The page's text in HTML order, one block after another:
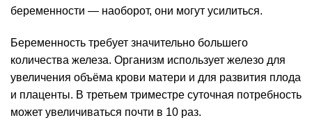
беременности — наоборот, они могут усилиться.
Беременность требует значительно большего
количества железа. Организм использует железо для
увеличения объёма крови матери и для развития плода
и плаценты. В третьем триместре суточная потребность
может увеличиваться почти в 10 раз.